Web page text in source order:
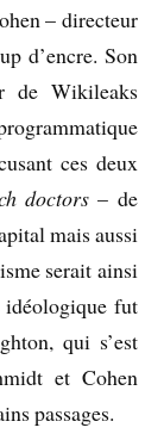
– directeur
d’encre. Son
de Wikileaks
ces deux
doctors – de
mais aussi
serait ainsi
idéologique fut
qui s’est
et Cohen
passages.